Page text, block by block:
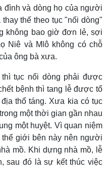
đình và dòng họ của người
thế theo tục "nối dòng"
không bao giờ đơn lẻ, sợi
Niê và Mlô không có chỗ
ông bà xưa.
tục nối dòng phải được
bệnh thì tang lễ được tổ
thổ táng. Xưa kia có tục
một thời gian gần nhau
một huyệt. Vì quan niệm
giới bên này nên người
mồ. Khi dựng nhà mồ, lễ
sau đó là sự kết thúc việc